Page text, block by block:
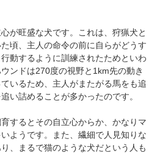
が旺盛な犬です。これは、狩猟犬と
頃、主人の命令の前に自らがどうす
動するように訓練されたためといわ
ンドは270度の視野と1km先の動き
いるため、主人がまたがる馬をも追
い詰めることが多かったのです。
するとその自立心からか、かなりマ
ようです。また、繊細で人見知りな
、まるで猫のような犬だという人も